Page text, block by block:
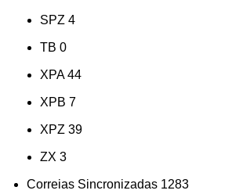
SPZ 4
TB 0
XPA 44
XPB 7
XPZ 39
ZX 3
Correias Sincronizadas 1283